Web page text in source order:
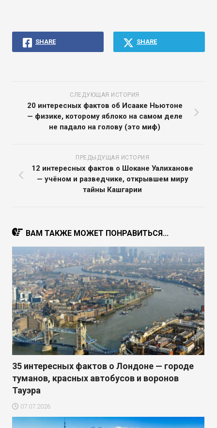
SHARE SHARE
СЛЕДУЮЩАЯ ИСТОРИЯ
20 интересных фактов об Исааке Ньютоне
— физике, которому яблоко на самом деле
не падало на голову (это миф)
ПРЕДЫДУЩАЯ ИСТОРИЯ
12 интересных фактов о Шокане Уалиханове
— учёном и разведчике, открывшем миру
тайны Кашгарии
ВАМ ТАКЖЕ МОЖЕТ ПОНРАВИТЬСЯ...
35 интересных фактов о Лондоне — городе
туманов, красных автобусов и воронов
Тауэра
07.07.2026